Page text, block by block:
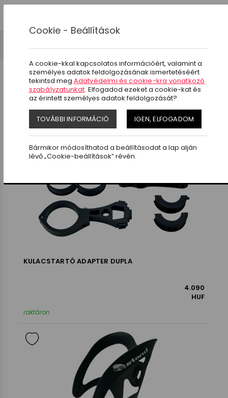
Cookie - Beállítások
A cookie-kkal kapcsolatos információért, valamint a
személyes adatok feldolgozásának ismertetéséért
tekintsd meg Adatvédelmi és cookie-kra vonatkozó
szabályzatunkat. Elfogadod ezeket a cookie-kat és
az érintett személyes adatok feldolgozását?
TOVÁBBI INFORMÁCIÓ IGEN, ELFOGADOM
Bármikor módosíthatod a beállításodat a lap alján
lévő „Cookie-beállítások” révén.
SZŰRÉS
KULACSTARTÓ ADAPTER DUPLA
4.090
HUF
raktáron